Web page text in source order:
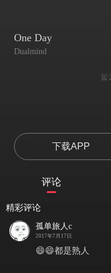
One Day
Dualmind
暂
下载APP
评论
精彩评论
孤单旅人c
2017年7月17日
😄😄都是熟人